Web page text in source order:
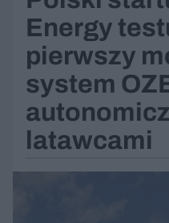
Energy
pierwszy
system
latawcami